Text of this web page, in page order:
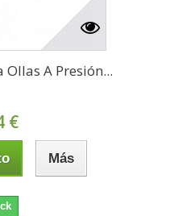
A Presión...
€
Más